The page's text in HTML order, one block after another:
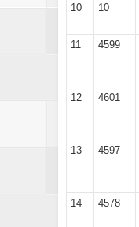
10
10
11
4599
12
4601
13
4597
14
4578